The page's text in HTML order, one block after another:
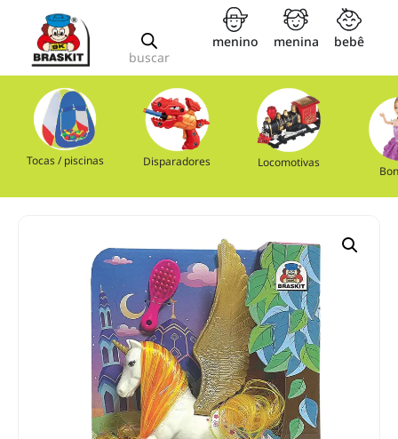
buscar
menino menina bebê
Tocas / piscinas Disparadores Locomotivas